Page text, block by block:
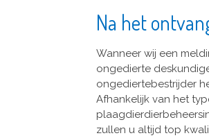
Na het
Wanneer wij een
ongedierte
ongediertebestrijder
Afhankelijk van het
zullen u altijd top